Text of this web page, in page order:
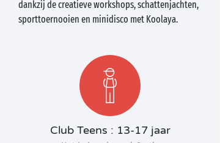
dankzij de creatieve workshops, schattenjachten,
sporttoernooien en minidisco met Koolaya.
Club Teens : 13-17 jaar